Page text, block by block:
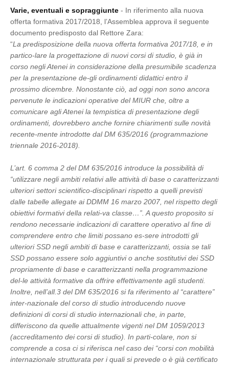
Varie, eventuali e sopraggiunte - In riferimento alla nuova
offerta formativa 2017/2018, l’Assemblea approva il seguente
documento predisposto dal Rettore Zara:
“La predisposizione della nuova offerta formativa 2017/18, e in
partico-lare la progettazione di nuovi corsi di studio, è già in
corso negli Atenei in considerazione della presumibile scadenza
per la presentazione de-gli ordinamenti didattici entro il
prossimo dicembre. Nonostante ciò, ad oggi non sono ancora
pervenute le indicazioni operative del MIUR che, oltre a
comunicare agli Atenei la tempistica di presentazione degli
ordinamenti, dovrebbero anche fornire chiarimenti sulle novità
recente-mente introdotte dal DM 635/2016 (programmazione
triennale 2016-2018).
L’art. 6 comma 2 del DM 635/2016 introduce la possibilità di
“utilizzare negli ambiti relativi alle attività di base o caratterizzanti
ulteriori settori scientifico-disciplinari rispetto a quelli previsti
dalle tabelle allegate ai DDMM 16 marzo 2007, nel rispetto degli
obiettivi formativi della relati-va classe…”. A questo proposito si
rendono necessarie indicazioni di carattere operativo al fine di
comprendere entro che limiti possano es-sere introdotti gli
ulteriori SSD negli ambiti di base e caratterizzanti, ossia se tali
SSD possano essere solo aggiuntivi o anche sostitutivi dei SSD
propriamente di base e caratterizzanti nella programmazione
del-le attività formative da offrire effettivamente agli studenti.
Inoltre, nell’all.3 del DM 635/2016 si fa riferimento al “carattere”
inter-nazionale del corso di studio introducendo nuove
definizioni di corsi di studio internazionali che, in parte,
differiscono da quelle attualmente vigenti nel DM 1059/2013
(accreditamento dei corsi di studio). In parti-colare, non si
comprende a cosa ci si riferisca nel caso dei “corsi con mobilità
internazionale strutturata per i quali si prevede o è già certificato